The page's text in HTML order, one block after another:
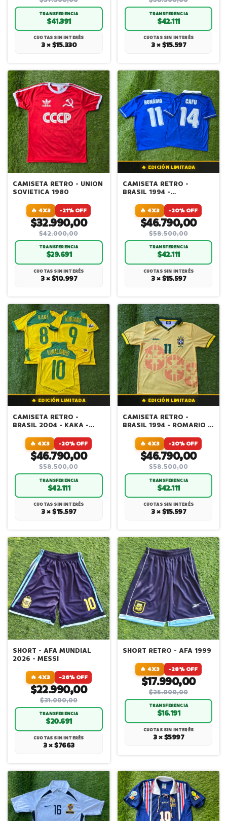
TRANSFERENCIA
$41.391
CUOTAS SIN INTERÉS
3 × $15.330
TRANSFERENCIA
$42.111
CUOTAS SIN INTERÉS
3 × $15.597
CAMISETA RETRO - UNION
SOVIETICA 1980
🔥 4X3 -21% OFF
$32.990,00
$42.000,00
TRANSFERENCIA
$29.691
CUOTAS SIN INTERÉS
3 × $10.997
🔥 EDICIÓN LIMITADA
CAMISETA RETRO -
BRASIL 1994 -
- CAFU🔥 4X3 -20% OFF
$46.790,00
$58.500,00
TRANSFERENCIA
$42.111
CUOTAS SIN INTERÉS
3 × $15.597
🔥 EDICIÓN LIMITADA
CAMISETA RETRO -
BRASIL 2004 - KAKA -
🔥 4X3 -20% OFF
$46.790,00
$58.500,00
TRANSFERENCIA
$42.111
CUOTAS SIN INTERÉS
3 × $15.597
🔥 EDICIÓN LIMITADA
CAMISETA RETRO -
BRASIL 1994 - ROMARIO -
🔥 4X3 -20% OFF
$46.790,00
$58.500,00
TRANSFERENCIA
$42.111
CUOTAS SIN INTERÉS
3 × $15.597
SHORT - AFA MUNDIAL
2026 - MESSI
🔥 4X3 -26% OFF
$22.990,00
$31.000,00
TRANSFERENCIA
$20.691
CUOTAS SIN INTERÉS
3 × $7663
SHORT RETRO - AFA 1999
🔥 4X3 -28% OFF
$17.990,00
$25.000,00
TRANSFERENCIA
$16.191
CUOTAS SIN INTERÉS
3 × $5997